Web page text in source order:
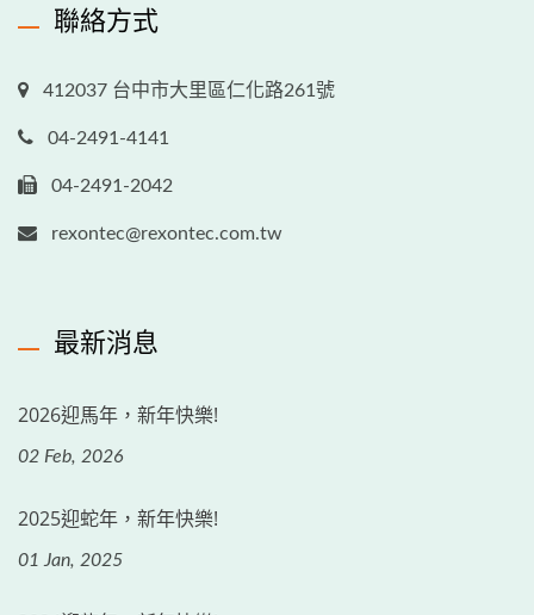
聯絡方式
412037 台中市大里區仁化路261號
04-2491-4141
04-2491-2042
rexontec@rexontec.com.tw
最新消息
2026迎馬年，新年快樂!
02 Feb, 2026
2025迎蛇年，新年快樂!
01 Jan, 2025